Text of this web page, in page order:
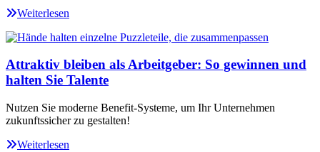
Weiterlesen
Attraktiv bleiben als Arbeitgeber: So gewinnen und
halten Sie Talente
Nutzen Sie moderne Benefit-Systeme, um Ihr Unternehmen
zukunftssicher zu gestalten!
Weiterlesen